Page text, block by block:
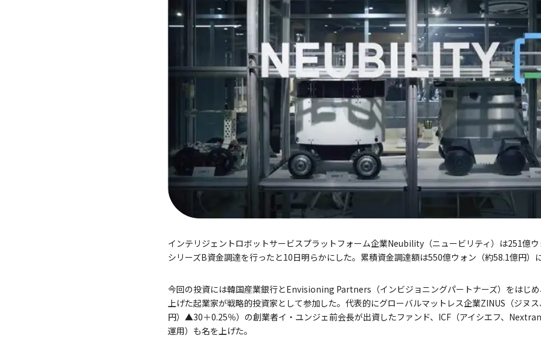
インテリジェントロボットサービスプラットフォーム企業Neubility（ニュービリティ）は251億
シリーズB資金調達を行ったと10日明らかにした。累積資金調達額は550億ウォン（約58.1億円）
今回の投資には韓国産業銀行とEnvisioning Partners（インビジョニングパートナーズ）をはじ
上げた起業家が戦略的投資家として参加した。代表的にグローバルマットレス企業ZINUS（ジヌ
円）▲30＋0.25％）の創業者イ・ユンジェ前会長が出資したファンド、ICF（アイシエフ、
運用）も名を上げた。